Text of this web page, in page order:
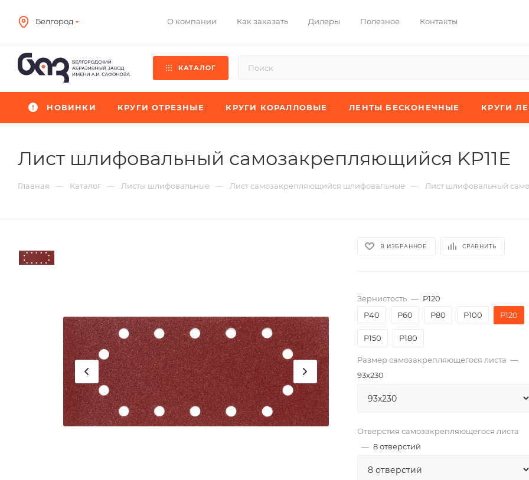
Белгород О компании Как заказать Дилеры Полезное Контакты
КАТАЛОГ
НОВИНКИ КРУГИ ОТРЕЗНЫЕ КРУГИ КОРАЛЛОВЫЕ ЛЕНТЫ БЕСКОНЕЧНЫЕ КРУГИ
Лист шлифовальный самозакрепляющийся KP11E
Главная — Каталог — Листы шлифовальные — Лист самозакрепляющийся шлифовальные — Лист шлифовальный
В ИЗБРАННОЕ СРАВНИТЬ
Зернистость — P120
P40
P60 P80 P100 P120
P150 P180
Размер самозакрепляющегося листа —
93х230
Отверстия самозакрепляющегося листа
— 8 отверстий